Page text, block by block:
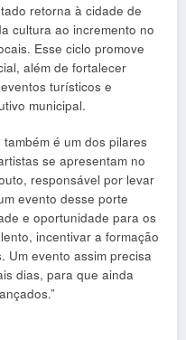
retorna à cidade de
cultura ao incremento no
Esse ciclo promove
além de fortalecer
turísticos e
municipal.
é um dos pilares
se apresentam no
responsável por levar
evento desse porte
e oportunidade para os
incentivar a formação
Um evento assim precisa
dias, para que ainda